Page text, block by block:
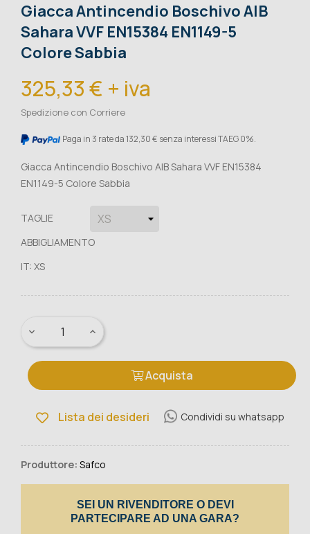
Giacca Antincendio Boschivo AIB
Sahara VVF EN15384 EN1149-5
Colore Sabbia
325,33 € + iva
Spedizione con Corriere
Paga in 3 rate da 132,30 € senza interessi TAEG 0%.
Giacca Antincendio Boschivo AIB Sahara VVF EN15384
EN1149-5 Colore Sabbia
TAGLIE
ABBIGLIAMENTO
IT: XS
Acquista
Lista dei desideri Condividi su whatsapp
Produttore: Safco
SEI UN RIVENDITORE O DEVI
PARTECIPARE AD UNA GARA?